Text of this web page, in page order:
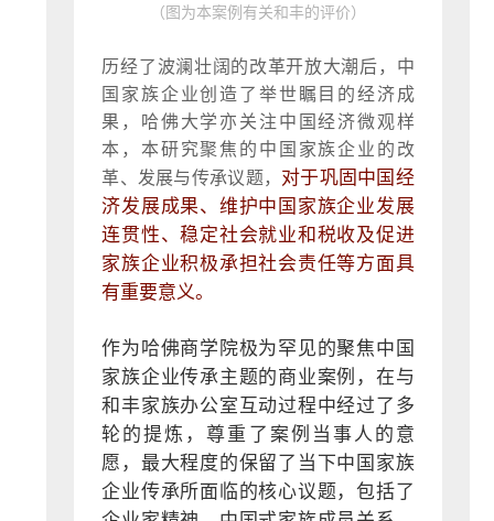
（图为本案例有关和丰的评价）
历经了波澜壮阔的改革开放大潮后，中
国家族企业创造了举世瞩目的经济成
果，哈佛大学亦关注中国经济微观样
本，本研究聚焦的中国家族企业的改
革、发展与传承议题， 对于巩固中国经
济发展成果、维护中国家族企业发展
连贯性、稳定社会就业和税收及促进
家族企业积极承担社会责任等方面具
有重要意义。
作为哈佛商学院极为罕见的聚焦中国
家族企业传承主题的商业案例，在与
和丰家族办公室互动过程中经过了多
轮的提炼，尊重了案例当事人的意
愿，最大程度的保留了当下中国家族
企业传承所面临的核心议题，包括了